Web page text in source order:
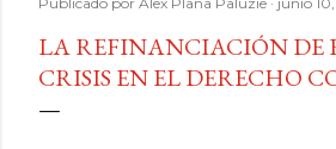
LA REFINANCIACIÓN DE
CRISIS EN EL DERECHO